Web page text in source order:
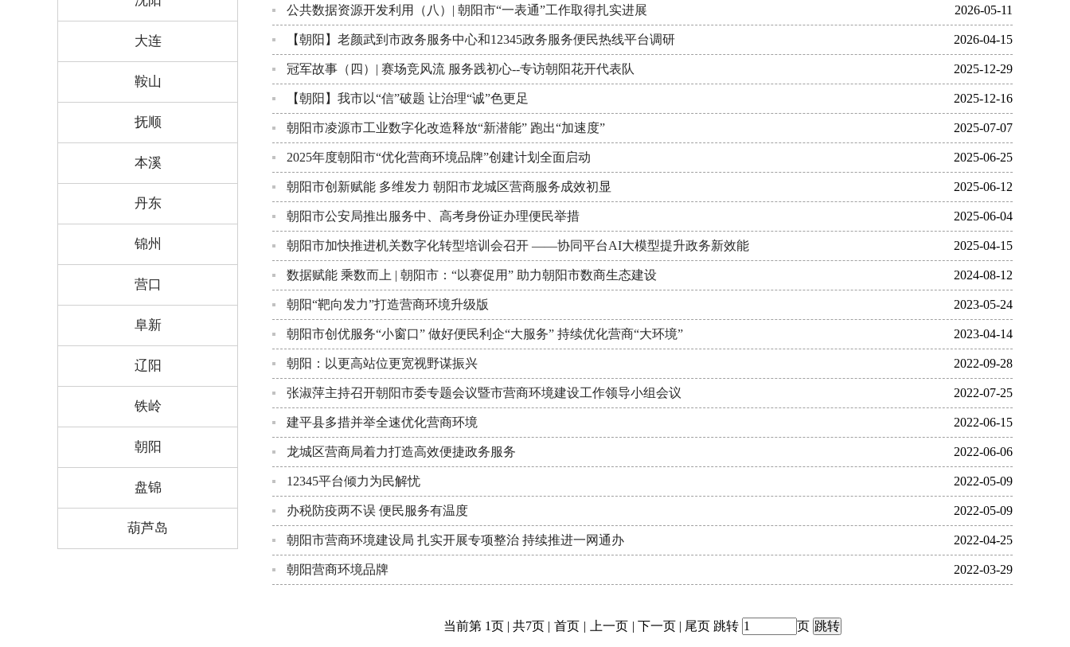
大连
鞍山
抚顺
本溪
丹东
锦州
营口
阜新
辽阳
铁岭
朝阳
盘锦
葫芦岛
公共数据资源开发利用（八）| 朝阳市“一表通”工作取得扎实进展 2026-05-11
【朝阳】老颜武到市政务服务中心和12345政务服务便民热线平台调研 2026-04-15
冠军故事（四）| 赛场竞风流 服务践初心--专访朝阳花开代表队 2025-12-29
【朝阳】我市以“信”破题 让治理“诚”色更足 2025-12-16
朝阳市凌源市工业数字化改造释放“新潜能” 跑出“加速度” 2025-07-07
2025年度朝阳市“优化营商环境品牌”创建计划全面启动 2025-06-25
朝阳市创新赋能 多维发力 朝阳市龙城区营商服务成效初显 2025-06-12
朝阳市公安局推出服务中、高考身份证办理便民举措 2025-06-04
朝阳市加快推进机关数字化转型培训会召开 ——协同平台AI大模型提升政务新效能 2025-04-15
数据赋能 乘数而上 | 朝阳市：“以赛促用” 助力朝阳市数商生态建设 2024-08-12
朝阳“靶向发力”打造营商环境升级版 2023-05-24
朝阳市创优服务“小窗口” 做好便民利企“大服务” 持续优化营商“大环境” 2023-04-14
朝阳：以更高站位更宽视野谋振兴 2022-09-28
张淑萍主持召开朝阳市委专题会议暨市营商环境建设工作领导小组会议 2022-07-25
建平县多措并举全速优化营商环境 2022-06-15
龙城区营商局着力打造高效便捷政务服务 2022-06-06
12345平台倾力为民解忧 2022-05-09
办税防疫两不误 便民服务有温度 2022-05-09
朝阳市营商环境建设局 扎实开展专项整治 持续推进一网通办 2022-04-25
朝阳营商环境品牌 2022-03-29
当前第 1页 | 共7页 | 首页 | 上一页 | 下一页 | 尾页 跳转 页